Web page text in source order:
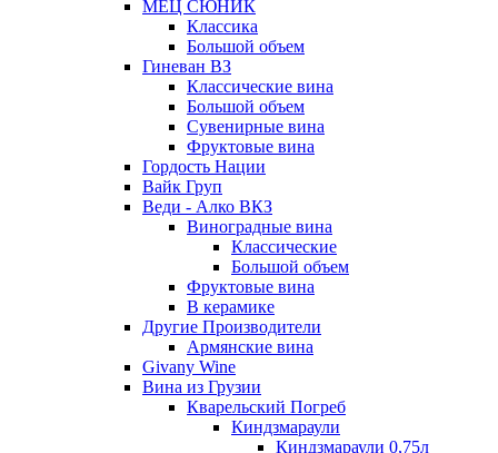
МЕЦ СЮНИК
Классика
Большой объем
Гиневан ВЗ
Классические вина
Большой объем
Сувенирные вина
Фруктовые вина
Гордость Нации
Вайк Груп
Веди - Алко ВКЗ
Виноградные вина
Классические
Большой объем
Фруктовые вина
В керамике
Другие Производители
Армянские вина
Givany Wine
Вина из Грузии
Кварельский Погреб
Киндзмараули
Киндзмараули 0,75л